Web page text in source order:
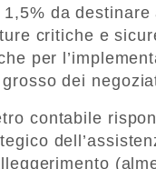
da destinare
critiche e
per
dei
contabile